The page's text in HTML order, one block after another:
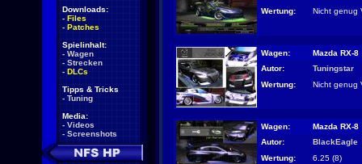
Downloads:
- Files
- Patches
Spielinhalt:
- Wagen
- Strecken
- DLCs
Tipps & Tricks
- Tuning
Media:
- Videos
- Screenshots
Wertung:
Nicht genug
Wagen:
Mazda RX-8
Autor:
Tuningstar
Wertung:
Nicht genug
Wagen:
Mazda RX-8
Autor:
BlackEagle
Wertung:
6.25 (8)